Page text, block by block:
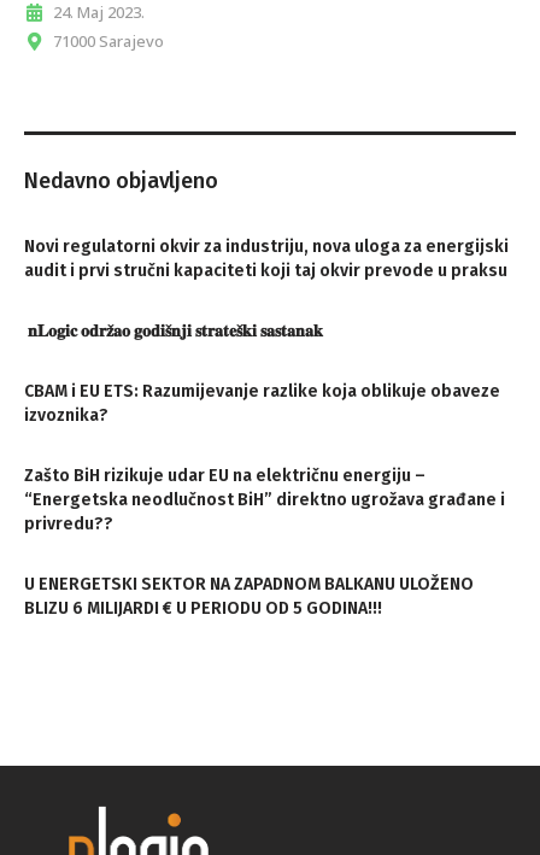
24. Maj 2023.
71000 Sarajevo
Nedavno objavljeno
Novi regulatorni okvir za industriju, nova uloga za energijski
audit i prvi stručni kapaciteti koji taj okvir prevode u praksu
𝐧𝐋𝐨𝐠𝐢𝐜 𝐨𝐝𝐫𝐳̌𝐚𝐨 𝐠𝐨𝐝𝐢𝐬̌𝐧𝐣𝐢 𝐬𝐭𝐫𝐚𝐭𝐞𝐬̌𝐤𝐢 𝐬𝐚𝐬𝐭𝐚𝐧𝐚𝐤
CBAM i EU ETS: Razumijevanje razlike koja oblikuje obaveze
izvoznika?
Zašto BiH rizikuje udar EU na električnu energiju –
“Energetska neodlučnost BiH” direktno ugrožava građane i
privredu??
U ENERGETSKI SEKTOR NA ZAPADNOM BALKANU ULOŽENO
BLIZU 6 MILIJARDI € U PERIODU OD 5 GODINA!!!